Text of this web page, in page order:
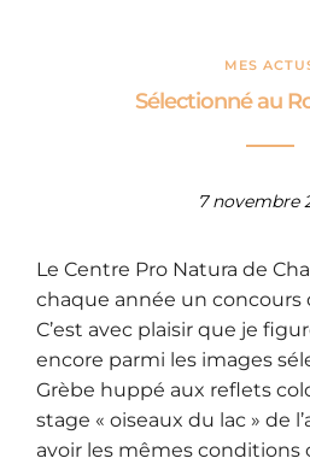
MES
Sélectionné au
7 novembre
Le Centre Pro Natura de
chaque année un concours
C’est avec plaisir que je
encore parmi les images
Grèbe huppé aux reflets
stage « oiseaux du lac » de
avoir les mêmes conditions